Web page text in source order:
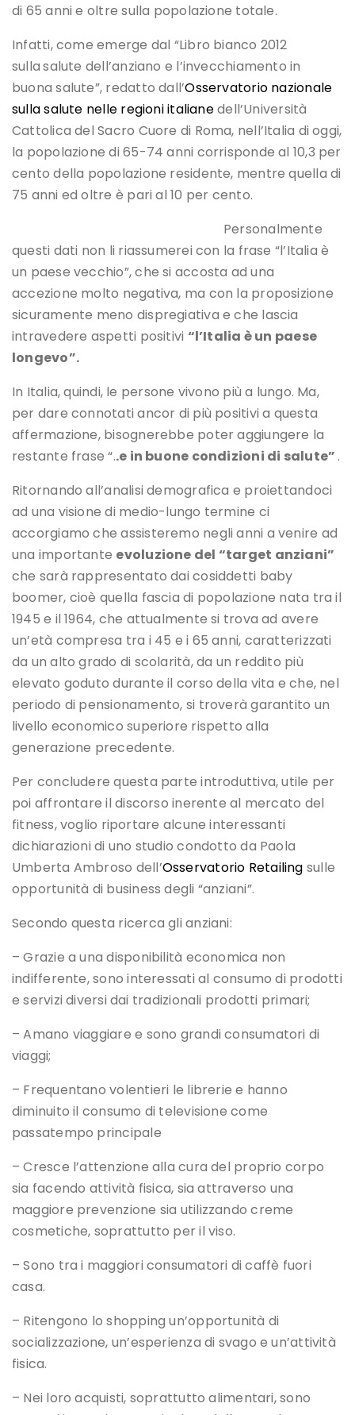
di 65 anni e oltre sulla popolazione totale.
Infatti, come emerge dal “Libro bianco 2012
sullasalute dell’anziano e l’invecchiamento in
buona salute”, redatto dall’Osservatorio nazionale
sulla salute nelle regioni italianedell’Università
Cattolica del Sacro Cuore di Roma, nell’Italia di oggi,
la popolazione di 65-74 anni corrisponde al 10,3 per
cento della popolazione residente, mentre quella di
75 anni ed oltre è pari al 10 per cento.
Personalmente
questi dati non li riassumerei con la frase “l’Italia è
un paese vecchio”, che si accosta ad una
accezione molto negativa, ma con la proposizione
sicuramente meno dispregiativa e che lascia
intravedere aspetti positivi “l’Italia è un paese
longevo”.
In Italia, quindi, le persone vivono più a lungo. Ma,
per dare connotati ancor di più positivi a questa
affermazione, bisognerebbe poter aggiungere la
restante frase “..e in buone condizioni di salute” .
Ritornando all’analisi demografica e proiettandoci
ad una visione di medio-lungo termine ci
accorgiamo che assisteremo negli anni a venire ad
una importante evoluzione del “target anziani”
che sarà rappresentato dai cosiddetti baby
boomer, cioè quella fascia di popolazione nata tra il
1945 e il 1964, che attualmente si trova ad avere
un’età compresa tra i 45 e i 65 anni, caratterizzati
da un alto grado di scolarità, da un reddito più
elevato goduto durante il corso della vita e che, nel
periodo di pensionamento, si troverà garantito un
livello economico superiore rispetto alla
generazione precedente.
Per concludere questa parte introduttiva, utile per
poi affrontare il discorso inerente al mercato del
fitness, voglio riportare alcune interessanti
dichiarazioni di uno studio condotto da Paola
Umberta Ambroso dell’Osservatorio Retailing sulle
opportunità di business degli “anziani”.
Secondo questa ricerca gli anziani:
– Grazie a una disponibilità economica non
indifferente, sono interessati al consumo di prodotti
e servizi diversi dai tradizionali prodotti primari;
– Amano viaggiare e sono grandi consumatori di
viaggi;
– Frequentano volentieri le librerie e hanno
diminuito il consumo di televisione come
passatempo principale
– Cresce l’attenzione alla cura del proprio corpo
sia facendo attività fisica, sia attraverso una
maggiore prevenzione sia utilizzando creme
cosmetiche, soprattutto per il viso.
– Sono tra i maggiori consumatori di caffè fuori
casa.
– Ritengono lo shopping un’opportunità di
socializzazione, un’esperienza di svago e un’attività
fisica.
– Nei loro acquisti, soprattutto alimentari, sono